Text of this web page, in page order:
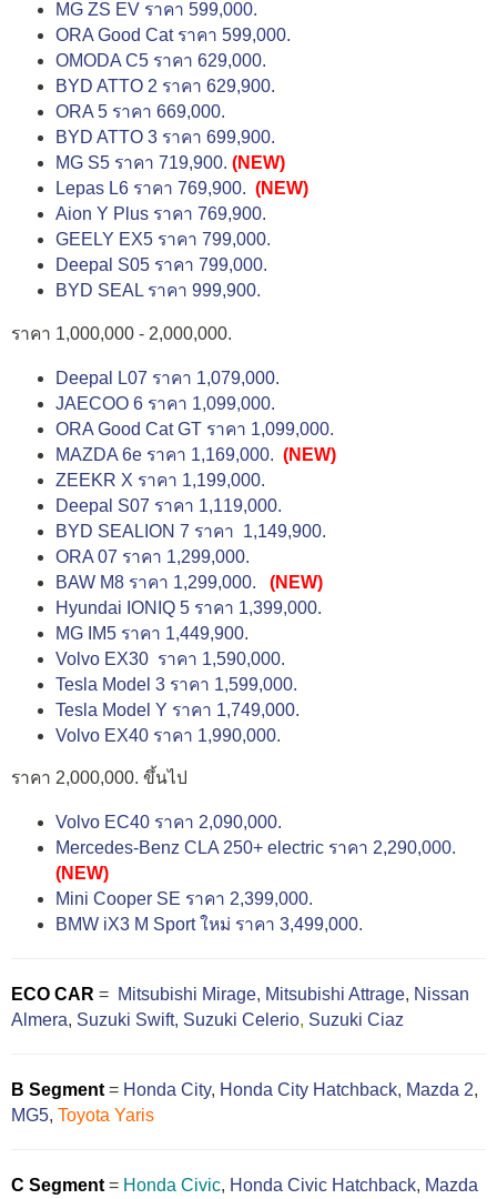
MG ZS EV ราคา 599,000.
ORA Good Cat ราคา 599,000.
OMODA C5 ราคา 629,000.
BYD ATTO 2 ราคา 629,900.
ORA 5 ราคา 669,000.
BYD ATTO 3 ราคา 699,900.
MG S5 ราคา 719,900. (NEW)
Lepas L6 ราคา 769,900. (NEW)
Aion Y Plus ราคา 769,900.
GEELY EX5 ราคา 799,000.
Deepal S05 ราคา 799,000.
BYD SEAL ราคา 999,900.
ราคา 1,000,000 - 2,000,000.
Deepal L07 ราคา 1,079,000.
JAECOO 6 ราคา 1,099,000.
ORA Good Cat GT ราคา 1,099,000.
MAZDA 6e ราคา 1,169,000. (NEW)
ZEEKR X ราคา 1,199,000.
Deepal S07 ราคา 1,119,000.
BYD SEALION 7 ราคา 1,149,900.
ORA 07 ราคา 1,299,000.
BAW M8 ราคา 1,299,000.
(NEW)
Hyundai IONIQ 5 ราคา 1,399,000.
MG IM5 ราคา 1,449,900.
Volvo EX30 ราคา 1,590,000.
Tesla Model 3 ราคา 1,599,000.
Tesla Model Y ราคา 1,749,000.
Volvo EX40 ราคา 1,990,000.
ราคา 2,000,000. ขึ้นไป
Volvo EC40 ราคา 2,090,000.
Mercedes-Benz CLA 250+ electric ราคา 2,290,000.
(NEW)
Mini Cooper SE ราคา 2,399,000.
BMW iX3 M Sport ใหม่ ราคา 3,499,000.
ECO CAR = Mitsubishi Mirage, Mitsubishi Attrage, Nissan
Almera, Suzuki Swift, Suzuki Celerio, Suzuki Ciaz
B Segment = Honda City, Honda City Hatchback, Mazda 2,
MG5, Toyota Yaris
C Segment = Honda Civic, Honda Civic Hatchback, Mazda